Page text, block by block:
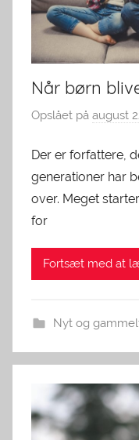
Når børn
Opslået på august
Der er forfattere,
generationer har
over. Meget
for
Fortsæt med at
Nyt og